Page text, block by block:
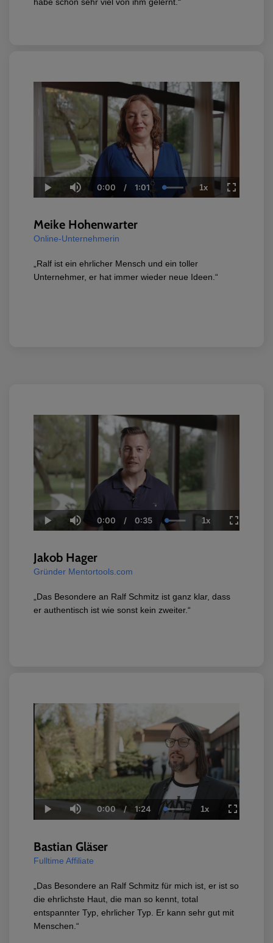
Play Mute
Current
Time
0:00 / Duration
1:01 Loaded:
100.00%
1xPlayback
Rate
Fullscreen
Meike Hohenwarter
Online-Unternehmerin
„Ralf ist ein ehrlicher Mensch und ein toller
Unternehmer, er hat immer wieder neue Ideen.“
Play Mute
Current
Time
0:00 / Duration
0:35 Loaded:
100.00%
1xPlayback
Rate
Fullscreen
Jakob Hager
Gründer Mentortools.com
„Das Besondere an Ralf Schmitz ist ganz klar, dass
er authentisch ist wie sonst kein zweiter.“
Play Mute
Current
Time
0:00 / Duration
1:24 Loaded:
100.00%
1xPlayback
Rate
Fullscreen
Bastian Gläser
Fulltime Affiliate
„Das Besondere an Ralf Schmitz für mich ist, er ist so
die ehrlichste Haut, die man so kennt, total
entspannter Typ, ehrlicher Typ. Er kann sehr gut mit
Menschen.“